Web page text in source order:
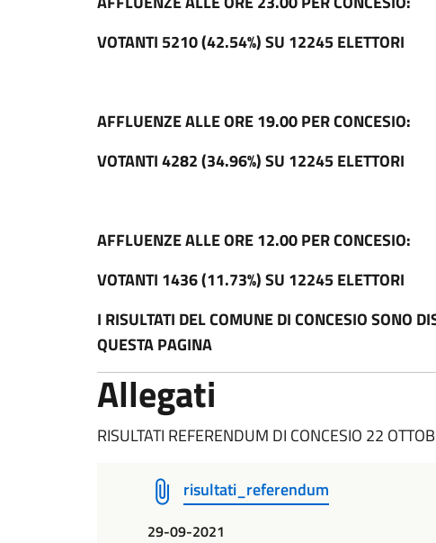
VOTANTI 5210 (42.54%) SU 12245 ELETTORI
AFFLUENZE ALLE ORE 19.00 PER CONCESIO:
VOTANTI 4282 (34.96%) SU 12245 ELETTORI
AFFLUENZE ALLE ORE 12.00 PER CONCESIO:
VOTANTI 1436 (11.73%) SU 12245 ELETTORI
I RISULTATI DEL COMUNE DI CONCESIO SONO
QUESTA PAGINA
Allegati
RISULTATI REFERENDUM DI CONCESIO 22
risultati_referendum
29-09-2021